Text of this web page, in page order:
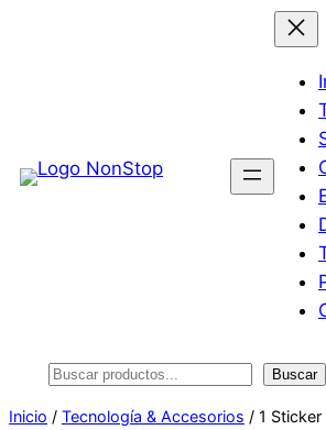
Buscar Buscar
Inicio / Tecnología & Accesorios / 1 Sticker